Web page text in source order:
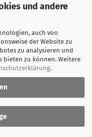
und andere
auch von
der Website zu
zu analysieren und
bieten zu können. Weitere
.